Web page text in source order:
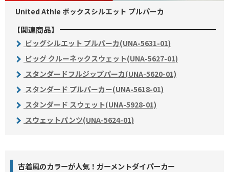
United Athle ボックスシルエット プルパーカ
【関連商品】
ビッグシルエット プルパーカ(UNA-5631-01)
ビッグ クルーネックスウェット(UNA-5627-01)
スタンダードフルジップパーカ(UNA-5620-01)
スタンダード プルパーカー(UNA-5618-01)
スタンダード スウェット(UNA-5928-01)
スウェットパンツ(UNA-5624-01)
古着風のカラーが人気！ガーメントダイパーカー